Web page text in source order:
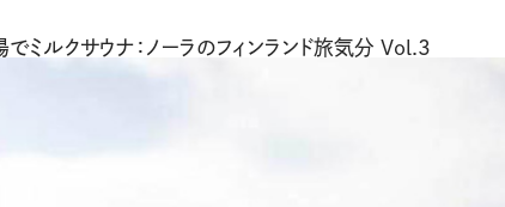
ミルクサウナ：ノーラのフィンランド旅気分 Vol.3